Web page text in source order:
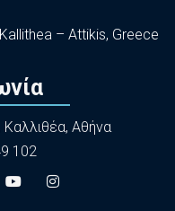
– Attikis, Greece
Αθήνα
102